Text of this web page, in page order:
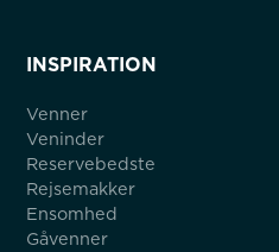
INSPIRATION
Venner
Veninder
Reservebedste
Rejsemakker
Ensomhed
Gåvenner